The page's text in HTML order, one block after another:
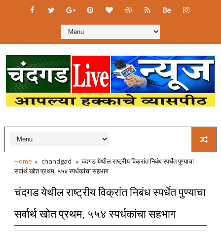
Home chandgad
चंदगड येथील राष्ट्रीय विक्रांत निबंध स्पर्धेत पुण्याचा
सर्वार्थ खोत प्रथम, ५५४ स्पर्धकांचा सहभाग
चंदगड येथील राष्ट्रीय विक्रांत निबंध स्पर्धेत पुण्याचा
सर्वार्थ खोत प्रथम, ५५४ स्पर्धकांचा सहभाग